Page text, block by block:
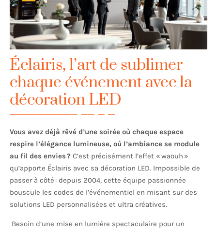
Éclairis, l’art de sublimer
chaque événement avec la
décoration LED
Vous avez déjà rêvé d’une soirée où chaque espace
respire l’élégance lumineuse, où l’ambiance se module
au fil des envies ? C’est précisément l’effet « waouh »
qu’apporte Éclairis avec sa décoration LED. Impossible de
passer à côté : depuis 2004, cette équipe passionnée
bouscule les codes de l’événementiel en misant sur des
solutions LED personnalisées et ultra créatives.
Besoin d’une mise en lumière spectaculaire pour un